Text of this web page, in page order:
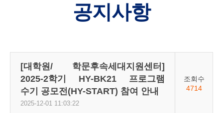
공지사항
[대학원/ 학문후속세대지원센터]
2025-2학기 HY-BK21 프로그램
수기 공모전(HY-START) 참여 안내
2025-12-01 11:03:22
조회수
4714